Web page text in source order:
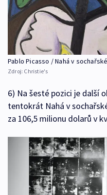
Pablo Picasso / Nahá v
Zdroj: Christie's
6) Na šesté pozici je další
tentokrát Nahá v
za 106,5 milionu dolarů v